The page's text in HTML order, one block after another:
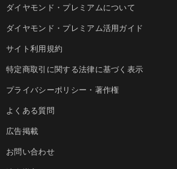
ダイヤモンド・プレミアムについて
ダイヤモンド・プレミアム活用ガイド
サイト利用規約
特定商取引に関する法律に基づく表示
プライバシーポリシー・著作権
よくある質問
広告掲載
お問い合わせ